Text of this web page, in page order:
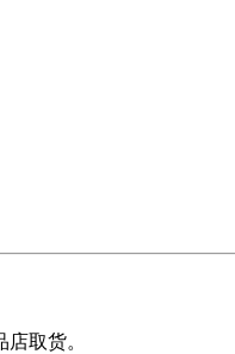
取货。